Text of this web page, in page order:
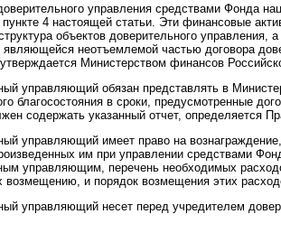
управления средствами Фонда
4 настоящей статьи. Эти финансовые
объектов доверительного управления,
являющейся неотъемлемой частью договора
Министерством финансов
управляющий обязан представлять в
благосостояния в сроки, предусмотренные
содержать указанный отчет, определяется
управляющий имеет право на
им при управлении средствами
управляющим, перечень необходимых
и порядок возмещения этих
управляющий несет перед учредителем